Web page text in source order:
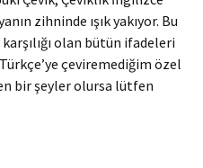
zihninde ışık yakıyor. Bu
olan bütün ifadeleri
çeviremediğim özel
bir şeyler olursa lütfen